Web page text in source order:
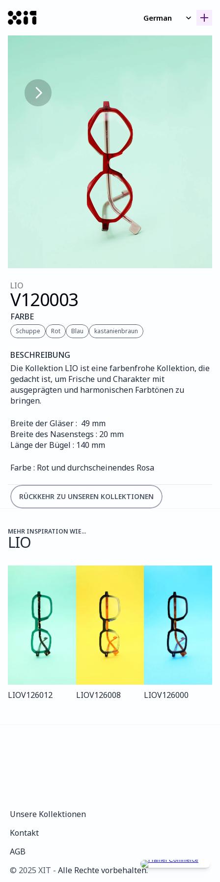
German
LIO
V120003
FARBE
Schuppe Rot Blau kastanienbraun
BESCHREIBUNG
Die Kollektion LIO ist eine farbenfrohe Kollektion, die
gedacht ist, um Frische und Charakter mit
ausgeprägten und harmonischen Farbtönen zu
bringen.
Breite der Gläser :  49 mm
Breite des Nasenstegs : 20 mm
Länge der Bügel : 140 mm
Farbe : Rot und durchscheinendes Rosa
RÜCKKEHR ZU UNSEREN KOLLEKTIONEN
MEHR INSPIRATION WIE...
LIO
LIOV126012 LIOV126008 LIOV126000
©️ 2025 XIT - Alle Rechte vorbehalten.
Unsere Kollektionen
Kontakt
AGB